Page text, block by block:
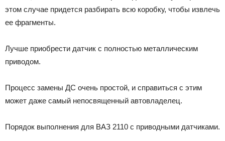
этом случае придется разбирать всю коробку, чтобы извлечь
ее фрагменты.
Лучше приобрести датчик с полностью металлическим
приводом.
Процесс замены ДС очень простой, и справиться с этим
может даже самый непосвященный автовладелец.
Порядок выполнения для ВАЗ 2110 с приводными датчиками.